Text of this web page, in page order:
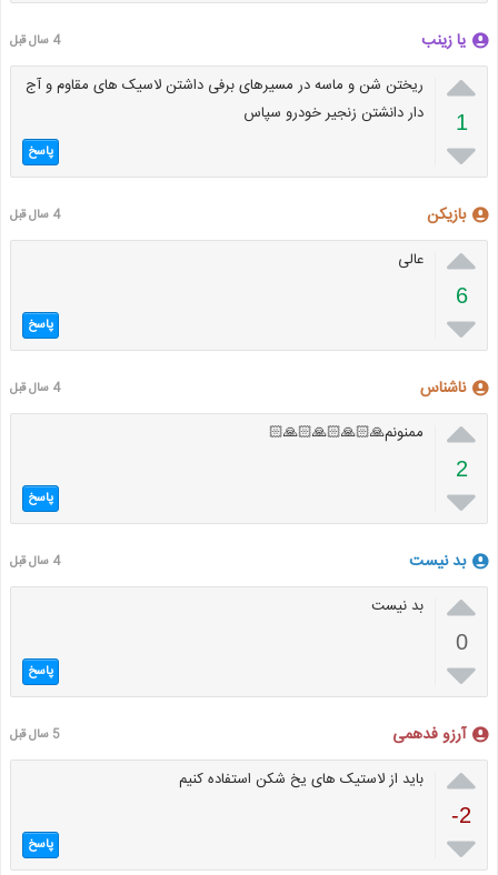
یا زینب 4 سال قبل

1

ریختن شن و ماسه در مسیرهای برفی داشتن لاسیک های مقاوم و آج
دار دانشتن زنجیر خودرو سپاس
پاسخ
بازیکن 4 سال قبل

6

عالی
پاسخ
ناشناس 4 سال قبل

2

ممنونم🙏🏻🙏🏻🙏🏻🙏🏻
پاسخ
بد نیست 4 سال قبل

0

بد نیست
پاسخ
آرزو فدهمی 5 سال قبل

-2

باید از لاستیک های یخ شکن استفاده کنیم
پاسخ